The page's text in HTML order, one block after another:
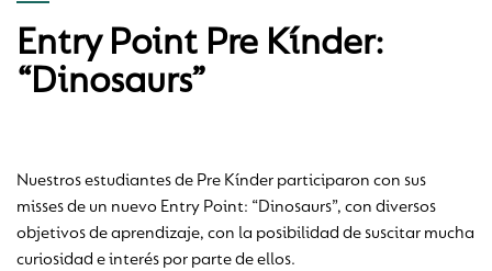
Entry Point Pre Kínder:
“Dinosaurs”
Nuestros estudiantes de Pre Kínder participaron con sus
misses de un nuevo Entry Point: “Dinosaurs”, con diversos
objetivos de aprendizaje, con la posibilidad de suscitar mucha
curiosidad e interés por parte de ellos.